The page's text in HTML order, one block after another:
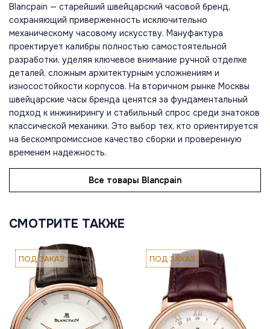
Blancpain — старейший швейцарский часовой бренд,
сохраняющий приверженность исключительно
механическому часовому искусству. Мануфактура
проектирует калибры полностью самостоятельной
разработки, уделяя ключевое внимание ручной отделке
деталей, сложным архитектурным усложнениям и
износостойкости корпусов. На вторичном рынке Москвы
швейцарские часы бренда ценятся за фундаментальный
подход к инжинирингу и стабильный спрос среди знатоков
классической механики. Это выбор тех, кто ориентируется
на бескомпромиссное качество сборки и проверенную
временем надежность.
Все товары Blancpain
СМОТРИТЕ ТАКЖЕ
ПОД ЗАКАЗ ПОД ЗАКАЗ